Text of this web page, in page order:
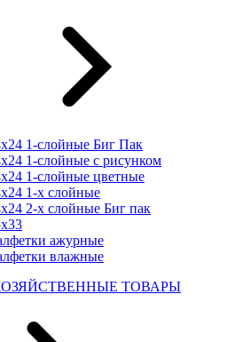
1-слойные Биг Пак
1-слойные с рисунком
1-слойные цветные
1-х слойные
2-х слойные Биг пак
ажурные
влажные
ТОВАРЫ